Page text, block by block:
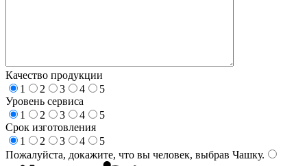
Качество продукции
1
2 3 4
5
Уровень сервиса
1
2 3 4
5
Срок изготовления
1
2 3 4
5
Пожалуйста, докажите, что вы человек, выбрав Чашку.